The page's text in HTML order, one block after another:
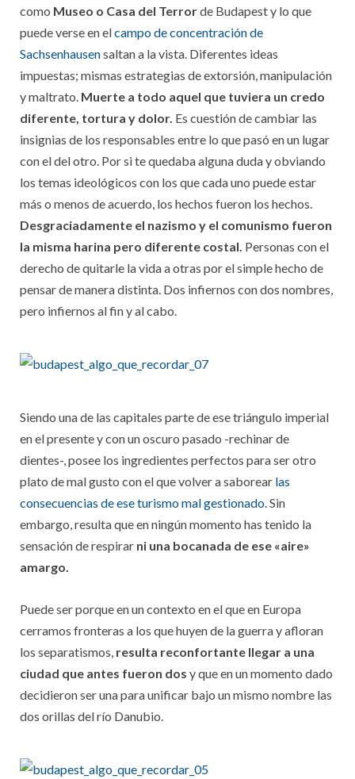
como Museo o Casa del Terrorde Budapest y lo que
puede verse en elcampo de concentración de
Sachsenhausensaltan a la vista. Diferentes ideas
impuestas; mismas estrategias de extorsión, manipulación
y maltrato. Muerte a todo aquel que tuviera un credo
diferente, tortura y dolor. Es cuestión de cambiar las
insignias de los responsables entre lo que pasó en un lugar
con el del otro. Por si te quedaba alguna duda y obviando
los temas ideológicos con los que cada uno puede estar
más o menos de acuerdo, los hechos fueron los hechos.
Desgraciadamente el nazismo y el comunismo fueron
la misma harina pero diferente costal. Personas con el
derecho de quitarle la vida a otras por el simple hecho de
pensar de manera distinta. Dos infiernos con dos nombres,
pero infiernos al fin y al cabo.
Siendo una de las capitales parte de ese triángulo imperial
en el presente y con un oscuro pasado -rechinar de
dientes-, posee los ingredientes perfectos para ser otro
plato de mal gusto con el que volver a saborear las
consecuencias de ese turismo mal gestionado.Sin
embargo, resulta que en ningún momento has tenido la
sensación de respirar ni una bocanada de ese «aire»
amargo.
Puede ser porque en un contexto en el que en Europa
cerramos fronteras a los que huyen de la guerra y afloran
los separatismos, resulta reconfortante llegar a una
ciudad que antes fueron dos y que en un momento dado
decidieron ser una para unificar bajo un mismo nombre las
dos orillas del río Danubio.